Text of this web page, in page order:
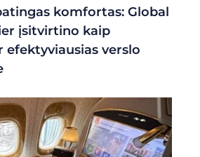
komfortas: Global
įsitvirtino kaip
efektyviausias verslo